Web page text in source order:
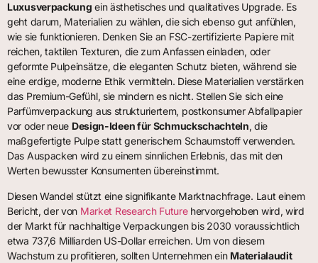
Luxusverpackung ein ästhetisches und qualitatives Upgrade. Es
geht darum, Materialien zu wählen, die sich ebenso gut anfühlen,
wie sie funktionieren. Denken Sie an FSC-zertifizierte Papiere mit
reichen, taktilen Texturen, die zum Anfassen einladen, oder
geformte Pulpeinsätze, die eleganten Schutz bieten, während sie
eine erdige, moderne Ethik vermitteln. Diese Materialien verstärken
das Premium-Gefühl, sie mindern es nicht. Stellen Sie sich eine
Parfümverpackung aus strukturiertem, postkonsumer Abfallpapier
vor oder neue Design-Ideen für Schmuckschachteln, die
maßgefertigte Pulpe statt generischem Schaumstoff verwenden.
Das Auspacken wird zu einem sinnlichen Erlebnis, das mit den
Werten bewusster Konsumenten übereinstimmt.
Diesen Wandel stützt eine signifikante Marktnachfrage. Laut einem
Bericht, der von Market Research Futurehervorgehoben wird, wird
der Markt für nachhaltige Verpackungen bis 2030 voraussichtlich
etwa 737,6 Milliarden US-Dollar erreichen. Um von diesem
Wachstum zu profitieren, sollten Unternehmen ein Materialaudit